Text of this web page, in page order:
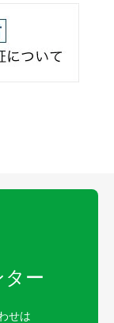
ー
せは